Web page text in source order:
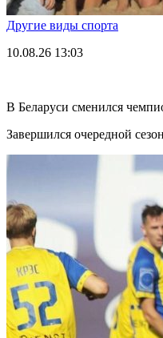
Другие виды спорта
10.08.26 13:03
В Беларуси сменился
Завершился очередной